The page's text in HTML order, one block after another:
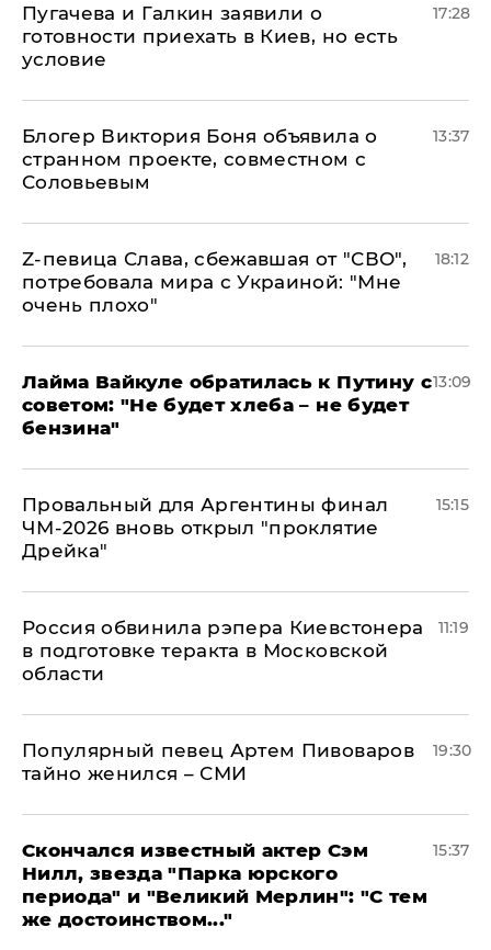
Пугачева и Галкин заявили о
готовности приехать в Киев, но есть
условие
17:28
Блогер Виктория Боня объявила о
странном проекте, совместном с
Соловьевым
13:37
Z-певица Слава, сбежавшая от "СВО",
потребовала мира с Украиной: "Мне
очень плохо"
18:12
Лайма Вайкуле обратилась к Путину с
советом: "Не будет хлеба – не будет
бензина"
13:09
Провальный для Аргентины финал
ЧМ-2026 вновь открыл "проклятие
Дрейка"
15:15
Россия обвинила рэпера Киевстонера
в подготовке теракта в Московской
области
11:19
Популярный певец Артем Пивоваров
тайно женился – СМИ
19:30
Скончался известный актер Сэм
Нилл, звезда "Парка юрского
периода" и "Великий Мерлин": "С тем
же достоинством..."
15:37